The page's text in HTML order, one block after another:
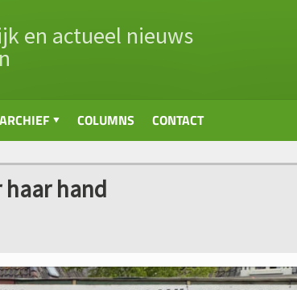
en actueel nieuws
ARCHIEF COLUMNS CONTACT
haar hand